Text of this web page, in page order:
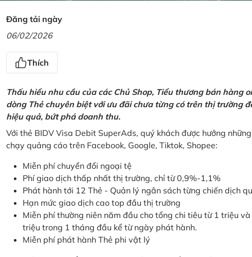
Đăng tải ngày
06/02/2026
Thích
Thấu hiểu nhu cầu của các Chủ Shop, Tiểu thương bán hàng
dòng Thẻ chuyên biệt với ưu đãi chưa từng có trên thị trường
hiệu quả, bứt phá doanh thu.
Với thẻ BIDV Visa Debit SuperAds, quý khách được hưởng
chạy quảng cáo trên Facebook, Google, Tiktok, Shopee:
Miễn phí chuyển đổi ngoại tệ
Phí giao dịch thấp nhất thị trường, chỉ từ 0,9%-1,1%
Phát hành tới 12 Thẻ - Quản lý ngân sách từng chiến dịch
Hạn mức giao dịch cao top đầu thị trường
Miễn phí thường niên năm đầu cho tổng chi tiêu từ 1 triệu
triệu trong 1 tháng đầu kể từ ngày phát hành.
Miễn phí phát hành Thẻ phi vật lý